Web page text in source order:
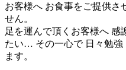
お客様へ お食事をご提供さ
せん。
足を運んで頂くお客様へ 感
たい… その一心で 日々勉強
ます。